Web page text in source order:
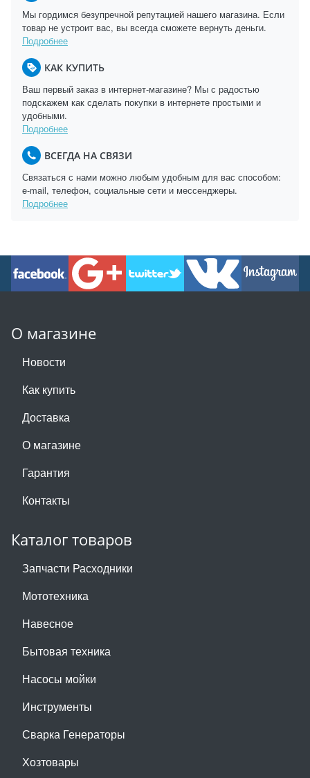
Мы гордимся безупречной репутацией нашего магазина. Если
товар не устроит вас, вы всегда сможете вернуть деньги.
Подробнее
КАК КУПИТЬ
Ваш первый заказ в интернет-магазине? Мы с радостью
подскажем как сделать покупки в интернете простыми и
удобными.
Подробнее
ВСЕГДА НА СВЯЗИ
Связаться с нами можно любым удобным для вас способом:
e-mail, телефон, социальные сети и мессенджеры.
Подробнее
О магазине
Новости
Как купить
Доставка
О магазине
Гарантия
Контакты
Каталог товаров
Запчасти Расходники
Мототехника
Навесное
Бытовая техника
Насосы мойки
Инструменты
Сварка Генераторы
Хозтовары